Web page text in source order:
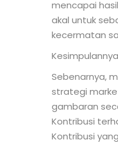
mencapai
akal untuk
kecermatan
Sebenarnya,
strategi
gambaran
Kontribusi
Kontribusi